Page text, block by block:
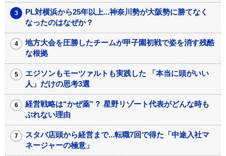
PL対横浜から25年以上...神奈川勢が大阪勢に勝てなく
なったのはなぜか？
地方大会を圧勝したチームが甲子園初戦で姿を消す残酷
な根拠
エジソンもモーツァルトも実践した 「本当に頭がいい
人」だけの思考3選
経営戦略は“かぜ薬”？ 星野リゾート代表がどんな時も
ぶれない理由
スタバ店頭から経営まで...転職7回で得た「中途入社マ
ネージャーの極意」